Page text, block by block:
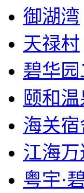
御湖湾
天禄村
碧华园
颐和
海关
江海
粤宇·